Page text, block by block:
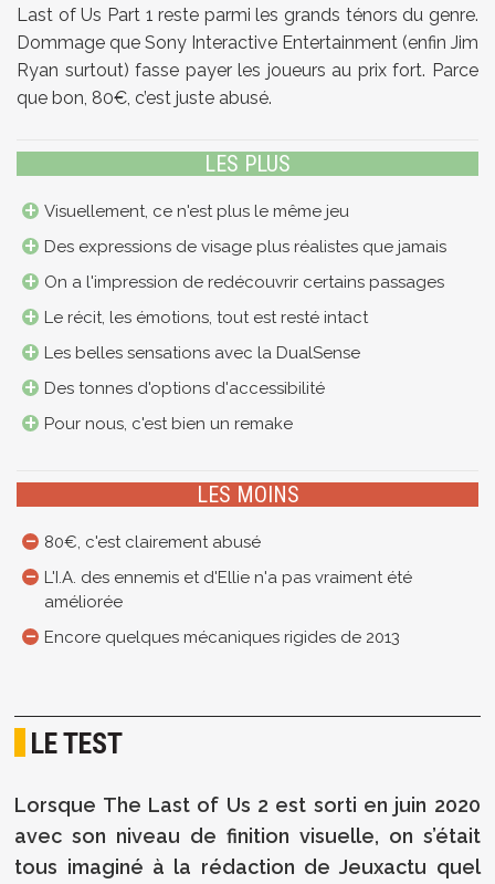
Last of Us Part 1 reste parmi les grands ténors du genre.
Dommage que Sony Interactive Entertainment (enfin Jim
Ryan surtout) fasse payer les joueurs au prix fort. Parce
que bon, 80€, c’est juste abusé.
LES PLUS
Visuellement, ce n'est plus le même jeu
Des expressions de visage plus réalistes que jamais
On a l'impression de redécouvrir certains passages
Le récit, les émotions, tout est resté intact
Les belles sensations avec la DualSense
Des tonnes d'options d'accessibilité
Pour nous, c'est bien un remake
LES MOINS
80€, c'est clairement abusé
L'I.A. des ennemis et d'Ellie n'a pas vraiment été
améliorée
Encore quelques mécaniques rigides de 2013
LE TEST
Lorsque The Last of Us 2 est sorti en juin 2020
avec son niveau de finition visuelle, on s’était
tous imaginé à la rédaction de Jeuxactu quel